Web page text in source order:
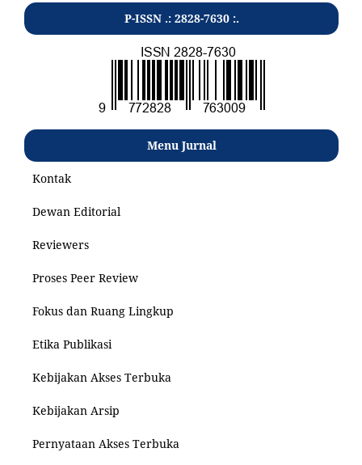
P-ISSN .: 2828-7630 :.
Menu Jurnal
Kontak
Dewan Editorial
Reviewers
Proses Peer Review
Fokus dan Ruang Lingkup
Etika Publikasi
Kebijakan Akses Terbuka
Kebijakan Arsip
Pernyataan Akses Terbuka